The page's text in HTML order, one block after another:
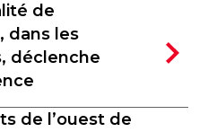
de
dans les
déclenche
de l’ouest de